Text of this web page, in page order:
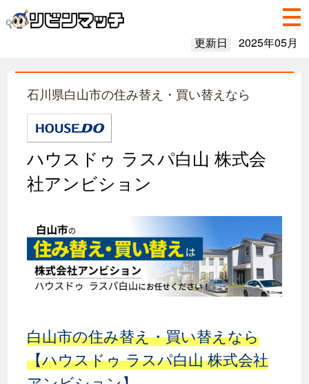
更新日 2025年05月
石川県白山市の住み替え・買い替えなら
ハウスドゥ ラスパ白山 株式会
社アンビション
白山市の住み替え・買い替えなら
【ハウスドゥ ラスパ白山 株式会社